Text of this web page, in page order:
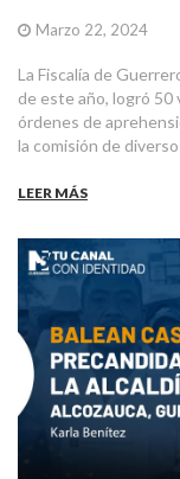
Marzo 22, 2024
La Fiscalía de
de este año, logró 50
órdenes de
la comisión de
LEER MÁS